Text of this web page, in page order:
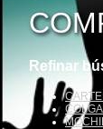
Refinar